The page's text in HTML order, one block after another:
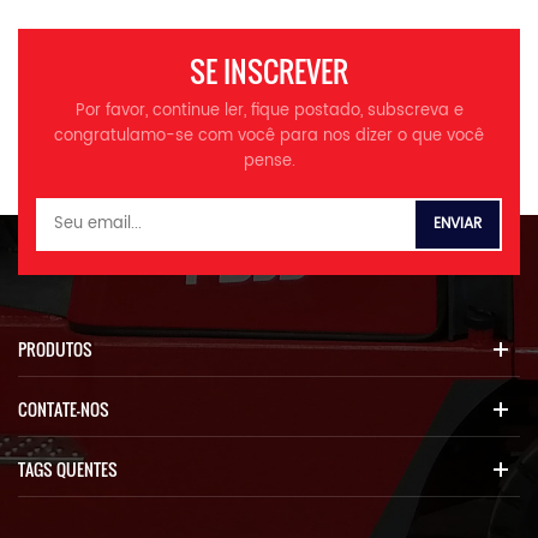
exclusiva do injetor é
óleo concentrado. 6. Design
de linhas finas, layout de
tubulação razoável, fácil
manutenção 7. Nivelamento
fadiga do motorista
Especificação Modelo 918
Comprimento total milímetros
5100 Largura total milímetros
1800 Altura total milímetros
2750 Distribuição dos eixos
entre eixos milímetros 2100
distância ao solo milímetros
200 Largura do balde
milímetros 1800 Raio de giro
SE INSCREVER
Por favor, continue ler, fique postado, subscreva e
congratulamo-se com você para nos dizer o que você
pense.
PRODUTOS
CONTATE-NOS
TAGS QUENTES